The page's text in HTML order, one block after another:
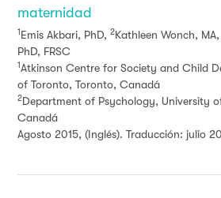
maternidad
1 Emis Akbari, PhD, 2Kathleen Wonch, MA,
PhD, FRSC
1Atkinson Centre for Society and Child
of Toronto, Toronto, Canadá
2Department of Psychology, University
Canadá
Agosto 2015, (Inglés). Traducción: julio